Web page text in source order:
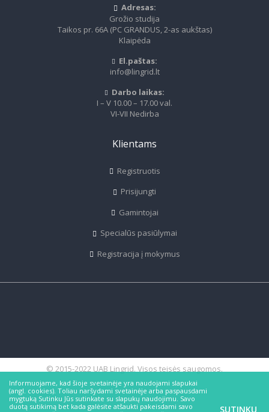
Informuojame, kad šioje svetainėje yra naudojami slapukai
(angl. cookies). Toliau naršydami svetainėje arba paspausdami
mygtuką Sutinku Jūs sutinkate su slapukų naudojimu. Savo
duotą sutikimą bet kada galėsite atšaukti pakeisdami savo
SUTINKU
Adresas:
Grožio studija
Taikos pr. 66A (PC GRANDUS, 2-as aukštas)
Klaipėda
El.paštas:
info@lingrid.lt
Darbo laikas:
I – V 10.00 – 17.00 val.
VI-VII Nedirba
Klientams
Registruotis
Prisijungti
Gamintojai
Specialūs pasiūlymai
Registracija į mokymus
© 2015-2022 UAB Lingrid. Visos teisės saugomos.